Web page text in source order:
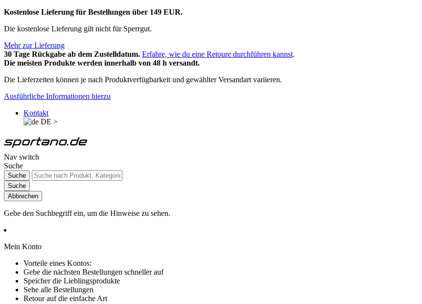
Kostenlose Lieferung für Bestellungen über 149 EUR.
Die kostenlose Lieferung gilt nicht für Sperrgut.
Mehr zur Lieferung
30 Tage Rückgabe ab dem Zustelldatum. Erfahre, wie du eine Retoure durchführen kannst.
Die meisten Produkte werden innerhalb von 48 h versandt.
Die Lieferzeiten können je nach Produktverfügbarkeit und gewählter Versandart variieren.
Ausführliche Informationen hierzu
Kontakt
DE >
Nav switch
Suche
Suche
Suche
Abbrechen
Gebe den Suchbegriff ein, um die Hinweise zu sehen.
Mein Konto
Vorteile eines Kontos:
Gebe die nächsten Bestellungen schneller auf
Speicher die Lieblingsprodukte
Sehe alle Bestellungen
Retour auf die einfache Art